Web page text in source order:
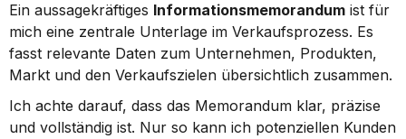
Ein aussagekräftiges Informationsmemorandum ist für
mich eine zentrale Unterlage im Verkaufsprozess. Es
fasst relevante Daten zum Unternehmen, Produkten,
Markt und den Verkaufszielen übersichtlich zusammen.
Ich achte darauf, dass das Memorandum klar, präzise
und vollständig ist. Nur so kann ich potenziellen Kunden